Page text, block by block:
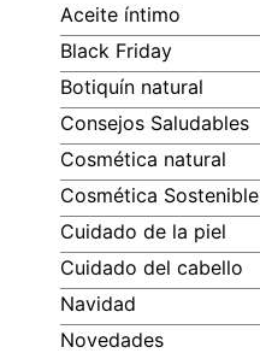
Aceite íntimo
Black Friday
Botiquín natural
Consejos Saludables
Cosmética natural
Cosmética Sostenible
Cuidado de la piel
Cuidado del cabello
Navidad
Novedades